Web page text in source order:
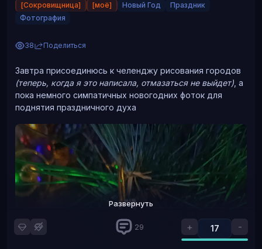
[Сокровищница] [моё] Новый Год
Праздник
Фотография
38 Поделиться
Завтра присоединюсь к челенджу рисования городов
(теперь, когда я это написала, отмазаться не выйдет) , а
пока немного симпатичных новогодних фоток для
поднятия праздничного духа
Развернуть
+ 17 -
29